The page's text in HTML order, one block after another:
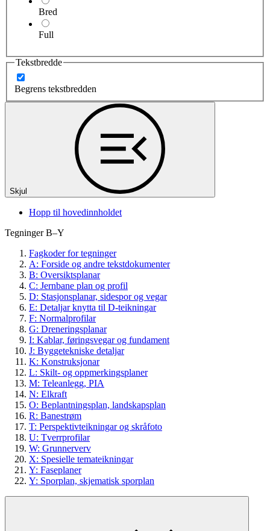
Bred
Full
Tekstbredde
Begrens tekstbredden
Skjul
Hopp til hovedinnholdet
Tegninger B–Y
Fagkoder for tegninger
A: Forside og andre tekstdokumenter
B: Oversiktsplanar
C: Jernbane plan og profil
D: Stasjonsplanar, sidespor og vegar
E: Detaljar knytta til D-teikningar
F: Normalprofilar
G: Dreneringsplanar
I: Kablar, føringsvegar og fundament
J: Byggetekniske detaljar
K: Konstruksjonar
L: Skilt- og oppmerkingsplaner
M: Teleanlegg, PIA
N: Elkraft
O: Beplantningsplan, landskapsplan
R: Banestrøm
T: Perspektivteikningar og skråfoto
U: Tverrprofilar
W: Grunnerverv
X: Spesielle temateikningar
Y: Faseplaner
Y: Sporplan, skjematisk sporplan